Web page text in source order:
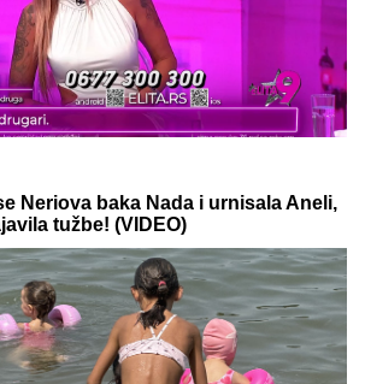
Neriova baka Nada i urnisala Aneli,
tužbe! (VIDEO)